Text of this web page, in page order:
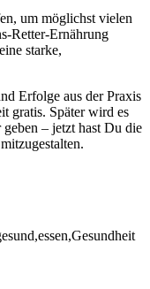
um möglichst vielen
Retter-Ernährung
starke,
Erfolge aus der Praxis
gratis. Später wird es
– jetzt hast Du die